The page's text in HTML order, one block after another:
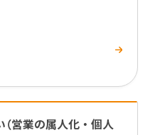
営業の属人化・個人